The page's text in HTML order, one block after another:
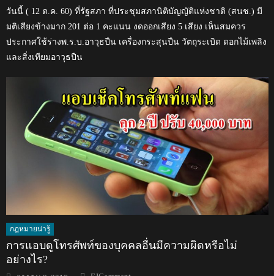
วันนี้ ( 12 ต.ค. 60) ที่รัฐสภา ที่ประชุมสภานิติบัญญัติแห่งชาติ (สนช.) มี
มติเสียงข้างมาก 201 ต่อ 1 คะแนน งดออกเสียง 5 เสียง เห็นสมควร
ประกาศใช้ร่างพ.ร.บ.อาวุธปืน เครื่องกระสุนปืน วัตถุระเบิด ดอกไม้เพลิง
และสิ่งเทียมอาวุธปืน
กฎหมายน่ารู้
การแอบดูโทรศัพท์ของบุคคลอื่นมีความผิดหรือไม่
อย่างไร?
Author